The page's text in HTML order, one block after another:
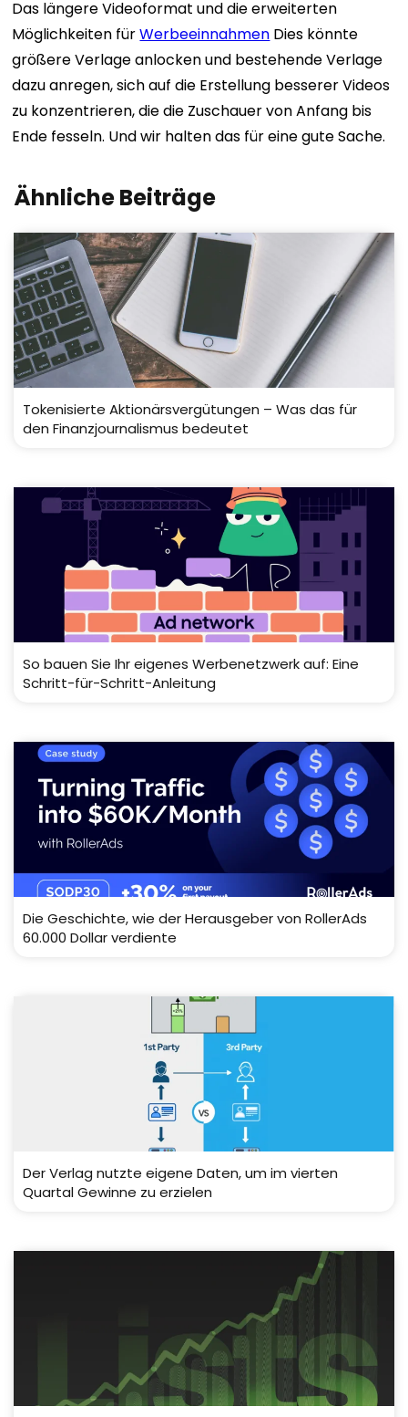
Das längere Videoformat und die erweiterten
Möglichkeiten fürWerbeeinnahmen Dies könnte
größere Verlage anlocken und bestehende Verlage
dazu anregen, sich auf die Erstellung besserer Videos
zu konzentrieren, die die Zuschauer von Anfang bis
Ende fesseln. Und wir halten das für eine gute Sache.
Ähnliche Beiträge
Tokenisierte Aktionärsvergütungen – Was das für
den Finanzjournalismus bedeutet
So bauen Sie Ihr eigenes Werbenetzwerk auf: Eine
Schritt-für-Schritt-Anleitung
Die Geschichte, wie der Herausgeber von RollerAds
60.000 Dollar verdiente
Der Verlag nutzte eigene Daten, um im vierten
Quartal Gewinne zu erzielen